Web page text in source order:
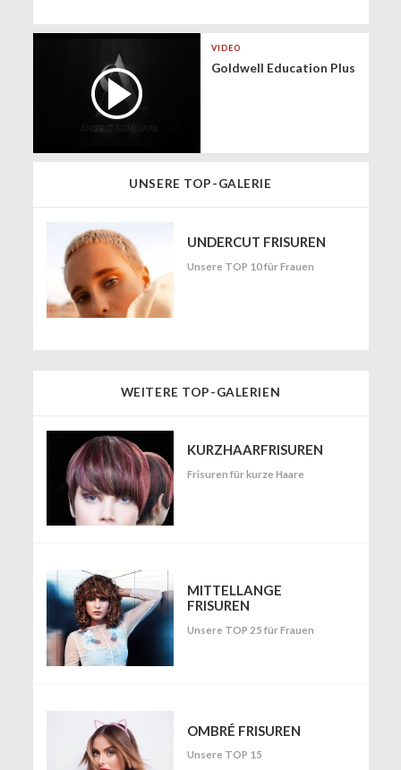
VIDEO
Goldwell Education Plus
UNSERE TOP-GALERIE
UNDERCUT FRISUREN
Unsere TOP 10 für Frauen
WEITERE TOP-GALERIEN
KURZHAARFRISUREN
Frisuren für kurze Haare
MITTELLANGE
FRISUREN
Unsere TOP 25 für Frauen
OMBRÉ FRISUREN
Unsere TOP 15